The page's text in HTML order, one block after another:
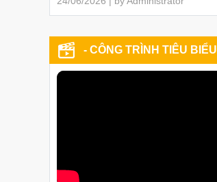
- CÔNG TRÌNH TIÊU BIỂU